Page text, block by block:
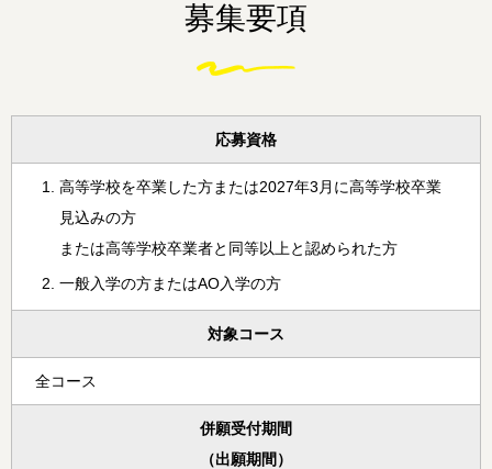
募集要項
応募資格
高等学校を卒業した方または2027年3月に高等学校卒業
見込みの方
または高等学校卒業者と同等以上と認められた方
一般入学の方またはAO入学の方
対象コース
全コース
併願受付期間
（出願期間）